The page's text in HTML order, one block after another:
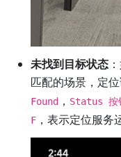
未找到目标状态
匹配的场景，定
Found ， Status 按
F ，表示定位服务